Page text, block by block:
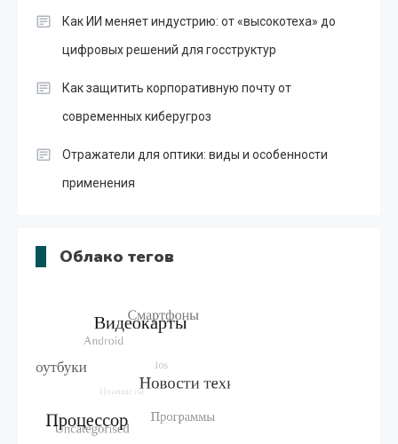
Как ИИ меняет индустрию: от «высокотеха» до
цифровых решений для госструктур
Как защитить корпоративную почту от
современных киберугроз
Отражатели для оптики: виды и особенности
применения
Облако тегов